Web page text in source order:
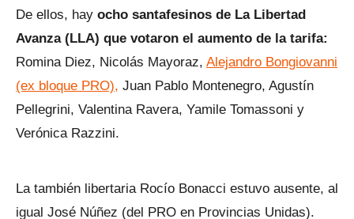
De ellos, hay ocho santafesinos de La Libertad
Avanza (LLA) que votaron el aumento de la tarifa:
Romina Diez, Nicolás Mayoraz, Alejandro Bongiovanni
(ex bloque PRO), Juan Pablo Montenegro, Agustín
Pellegrini, Valentina Ravera, Yamile Tomassoni y
Verónica Razzini.
La también libertaria Rocío Bonacci estuvo ausente, al
igual José Núñez (del PRO en Provincias Unidas).